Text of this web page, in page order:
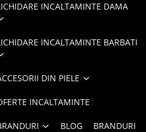
INCALTAMINTE DAMA
INCALTAMINTE BARBATI
DIN PIELE
INCALTAMINTE
BLOG BRANDURI